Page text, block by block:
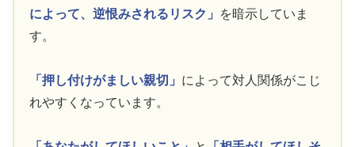
によって、逆恨みされるリスク」
を暗示していま
す。
「押し付けがましい親切」 によって対人関係がこじ
れやすくなっています。